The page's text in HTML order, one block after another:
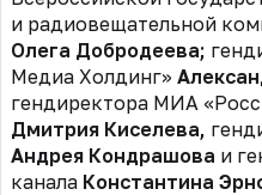
и радиовещательной
Олега Добродеева;
Медиа Холдинг»
гендиректора МИА
Дмитрия Киселева,
Андрея Кондрашова и
канала Константина